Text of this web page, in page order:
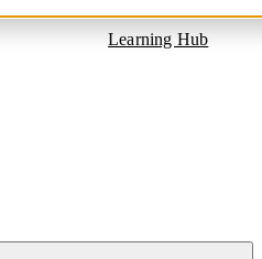
Learning Hub